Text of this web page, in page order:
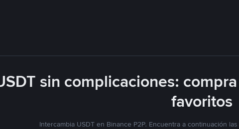
sin complicaciones:
favoritos
Intercambia USDT en Binance P2P. Encuentra a continuación